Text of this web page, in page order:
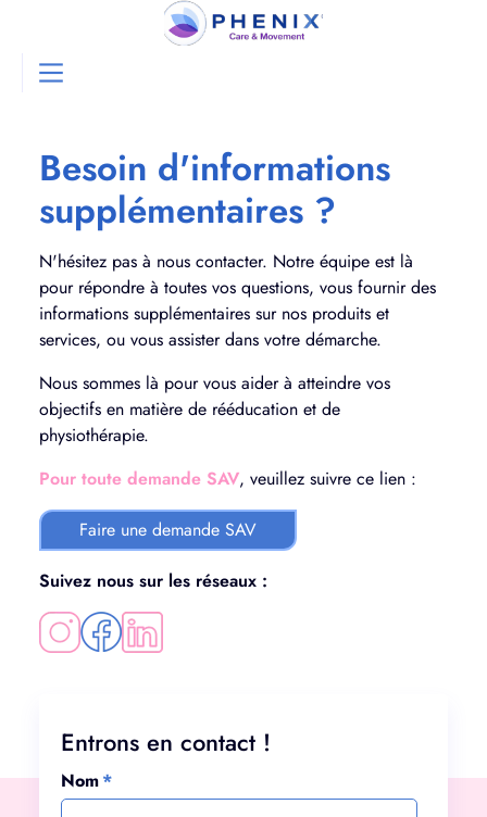
Besoin d'informations
supplémentaires ?
N'hésitez pas à nous contacter. Notre équipe est là
pour répondre à toutes vos questions, vous fournir des
informations supplémentaires sur nos produits et
services, ou vous assister dans votre démarche.
Nous sommes là pour vous aider à atteindre vos
objectifs en matière de rééducation et de
physiothérapie.
Pour toute demande SAV, veuillez suivre ce lien :
Faire une demande SAV
Suivez nous sur les réseaux :
Entrons en contact !
Nom*